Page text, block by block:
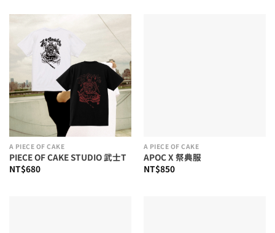
A PIECE OF CAKE
PIECE OF CAKE STUDIO 武士T
NT$680
A PIECE OF CAKE
APOC X 祭典服
NT$850